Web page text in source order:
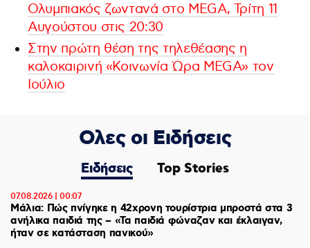
Ολυμπιακός ζωντανά στο MEGA, Τρίτη 11
Αυγούστου στις 20:30
Στην πρώτη θέση της τηλεθέασης η
καλοκαιρινή «Κοινωνία Ώρα MEGA» τον
Ιούλιο
Ολες οι Ειδήσεις
Ειδήσεις Top Stories
07.08.2026 | 00:07
Μάλια: Πώς πνίγηκε η 42χρονη τουρίστρια μπροστά στα 3
ανήλικα παιδιά της – «Τα παιδιά φώναζαν και έκλαιγαν,
ήταν σε κατάσταση πανικού»